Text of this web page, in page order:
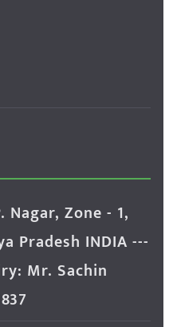
Nagar, Zone - 1,
Pradesh INDIA ---
Mr. Sachin